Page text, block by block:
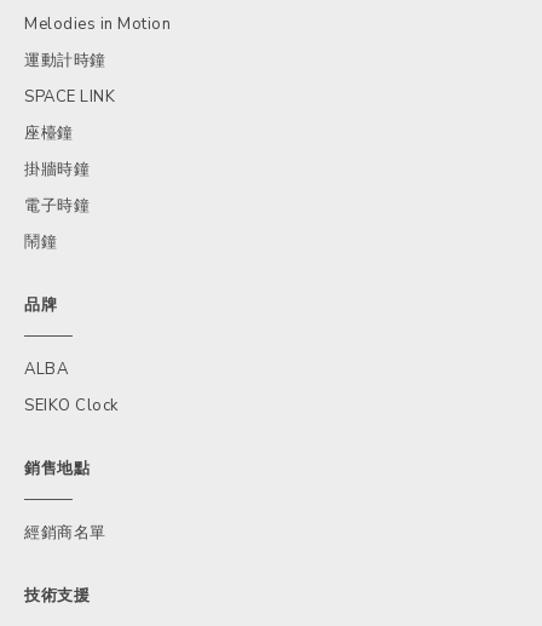
Melodies in Motion
運動計時鐘
SPACE LINK
座檯鐘
掛牆時鐘
電子時鐘
鬧鐘
品牌
ALBA
SEIKO Clock
銷售地點
經銷商名單
技術支援